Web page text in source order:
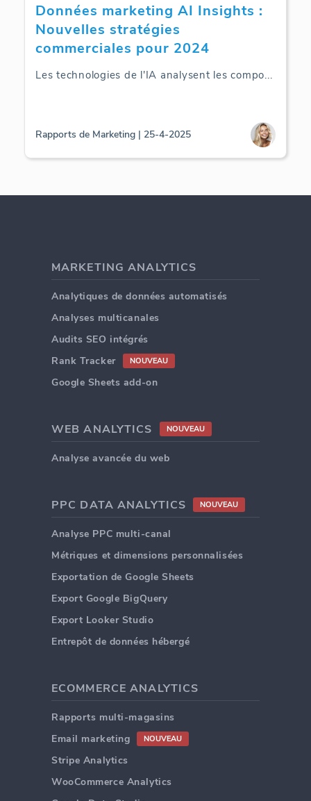
Données marketing AI Insights :
Nouvelles stratégies
commerciales pour 2024
Les technologies de l'IA analysent les compo...
Rapports de Marketing | 25-4-2025
MARKETING ANALYTICS
Analytiques de données automatisés
Analyses multicanales
Audits SEO intégrés
Rank Tracker
NOUVEAU
Google Sheets add-on
WEB ANALYTICS NOUVEAU
Analyse avancée du web
PPC DATA ANALYTICS NOUVEAU
Analyse PPC multi-canal
Métriques et dimensions personnalisées
Exportation de Google Sheets
Export Google BigQuery
Export Looker Studio
Entrepôt de données hébergé
ECOMMERCE ANALYTICS
Rapports multi-magasins
Email marketing
NOUVEAU
Stripe Analytics
WooCommerce Analytics